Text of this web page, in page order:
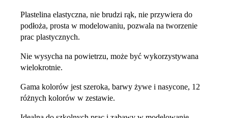
Plastelina elastyczna, nie brudzi rąk, nie przywiera do
podłoża, prosta w modelowaniu, pozwala na tworzenie
prac plastycznych.
Nie wysycha na powietrzu, może być wykorzystywana
wielokrotnie.
Gama kolorów jest szeroka, barwy żywe i nasycone, 12
różnych kolorów w zestawie.